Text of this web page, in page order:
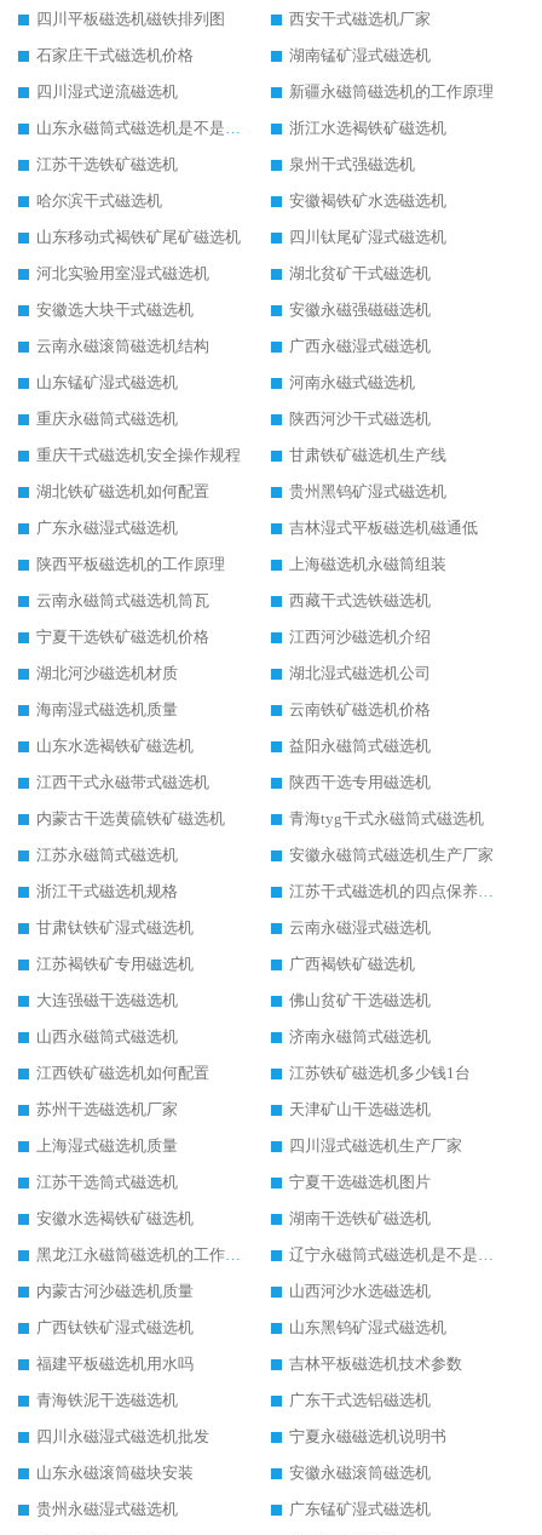
四川平板磁选机磁铁排列图
西安干式磁选机厂家
石家庄干式磁选机价格
湖南锰矿湿式磁选机
四川湿式逆流磁选机
新疆永磁筒磁选机的工作原理
山东永磁筒式磁选机是不是强磁
浙江水选褐铁矿磁选机
江苏干选铁矿磁选机
泉州干式强磁选机
哈尔滨干式磁选机
安徽褐铁矿水选磁选机
山东移动式褐铁矿尾矿磁选机
四川钛尾矿湿式磁选机
河北实验用室湿式磁选机
湖北贫矿干式磁选机
安徽选大块干式磁选机
安徽永磁强磁磁选机
云南永磁滚筒磁选机结构
广西永磁湿式磁选机
山东锰矿湿式磁选机
河南永磁式磁选机
重庆永磁筒式磁选机
陕西河沙干式磁选机
重庆干式磁选机安全操作规程
甘肃铁矿磁选机生产线
湖北铁矿磁选机如何配置
贵州黑钨矿湿式磁选机
广东永磁湿式磁选机
吉林湿式平板磁选机磁通低
陕西平板磁选机的工作原理
上海磁选机永磁筒组装
云南永磁筒式磁选机筒瓦
西藏干式选铁磁选机
宁夏干选铁矿磁选机价格
江西河沙磁选机介绍
湖北河沙磁选机材质
湖北湿式磁选机公司
海南湿式磁选机质量
云南铁矿磁选机价格
山东水选褐铁矿磁选机
益阳永磁筒式磁选机
江西干式永磁带式磁选机
陕西干选专用磁选机
内蒙古干选黄硫铁矿磁选机
青海tyg干式永磁筒式磁选机
江苏永磁筒式磁选机
安徽永磁筒式磁选机生产厂家
浙江干式磁选机规格
江苏干式磁选机的四点保养秘籍
甘肃钛铁矿湿式磁选机
云南永磁湿式磁选机
江苏褐铁矿专用磁选机
广西褐铁矿磁选机
大连强磁干选磁选机
佛山贫矿干选磁选机
山西永磁筒式磁选机
济南永磁筒式磁选机
江西铁矿磁选机如何配置
江苏铁矿磁选机多少钱1台
苏州干选磁选机厂家
天津矿山干选磁选机
上海湿式磁选机质量
四川湿式磁选机生产厂家
江苏干选筒式磁选机
宁夏干选磁选机图片
安徽水选褐铁矿磁选机
湖南干选铁矿磁选机
黑龙江永磁筒磁选机的工作原理
辽宁永磁筒式磁选机是不是强磁
内蒙古河沙磁选机质量
山西河沙水选磁选机
广西钛铁矿湿式磁选机
山东黑钨矿湿式磁选机
福建平板磁选机用水吗
吉林平板磁选机技术参数
青海铁泥干选磁选机
广东干式选铝磁选机
四川永磁湿式磁选机批发
宁夏永磁磁选机说明书
山东永磁滚筒磁块安装
安徽永磁滚筒磁选机
贵州永磁湿式磁选机
广东锰矿湿式磁选机